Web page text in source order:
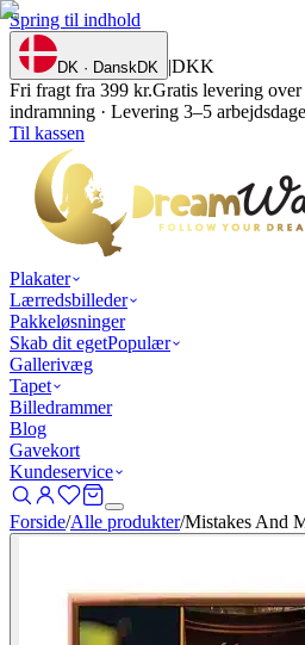
Spring til indhold
DK · DanskDK |DKK
Fri fragt fra 399 kr.Gratis levering
indramning · Levering 3–5 arbejdsdage
Til kassen
Plakater
Lærredsbilleder
Pakkeløsninger
Skab dit egetPopulær
Gallerivæg
Tapet
Billedrammer
Blog
Gavekort
Kundeservice
Forside/Alle produkter/Mistakes And